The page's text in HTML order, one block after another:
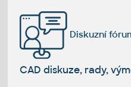
Diskuzní
CAD diskuze, rady,